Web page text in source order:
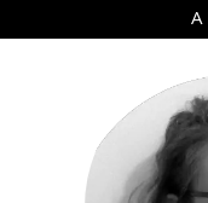
A